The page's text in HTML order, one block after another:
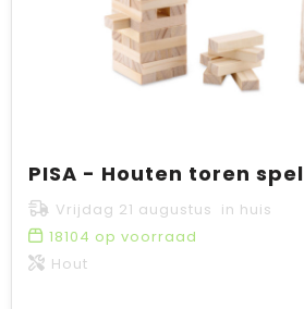
PISA - Houten toren spel
Vrijdag 21 augustus in huis
18104 op voorraad
Hout